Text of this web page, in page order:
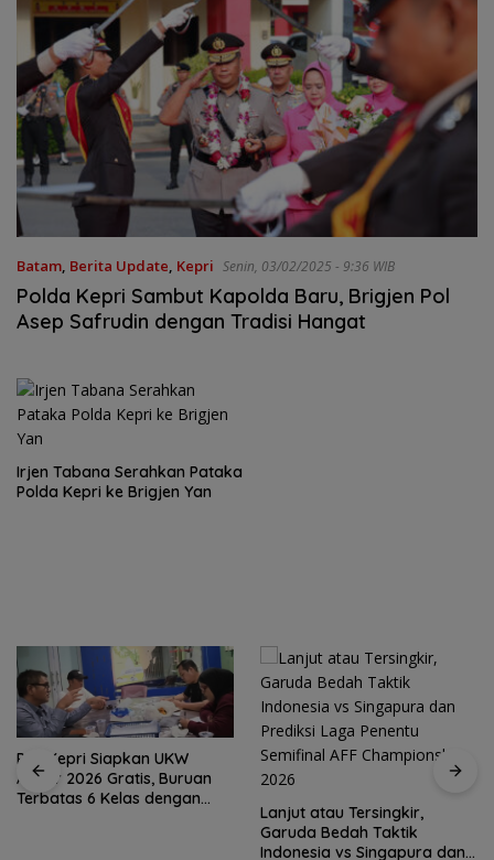
Batam Berita Update Kepri Senin, 03/02/2025 - 9:36 WIB
Polda Kepri Sambut Kapolda Baru, Brigjen Pol
Asep Safrudin dengan Tradisi Hangat
Irjen Tabana Serahkan Pataka
Polda Kepri ke Brigjen Yan
PWI Kepri Siapkan UKW
Akbar 2026 Gratis, Buruan
Terbatas 6 Kelas dengan
Lanjut atau Tersingkir,
Garuda Bedah Taktik
Indonesia vs Singapura dan